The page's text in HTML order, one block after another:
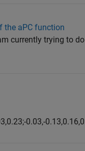
the aPC function
currently trying to
0.03,-